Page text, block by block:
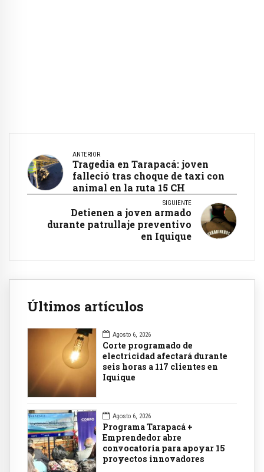
ANTERIOR
Tragedia en Tarapacá: joven
falleció tras choque de taxi con
animal en la ruta 15 CH
SIGUIENTE
Detienen a joven armado
durante patrullaje preventivo
en Iquique
Últimos artículos
Agosto 6, 2026
Corte programado de
electricidad afectará durante
seis horas a 117 clientes en
Iquique
Agosto 6, 2026
Programa Tarapacá +
Emprendedor abre
convocatoria para apoyar 15
proyectos innovadores